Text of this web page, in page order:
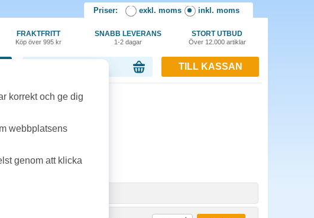
Priser: exkl. moms inkl. moms
FRAKTFRITT
Köp över 995 kr
SNABB LEVERANS
1-2 dagar
STORT UTBUD
Över 12.000 artiklar
TILL KASSAN
L online
2600 L
korrekt och ge dig
webbplatsens
genom att klicka